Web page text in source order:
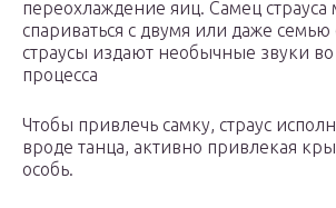
переохлаждение яиц. Самец страуса
спариваться с двумя или даже семью
страусы издают необычные звуки во
процесса
Чтобы привлечь самку, страус
вроде танца, активно привлекая
особь.